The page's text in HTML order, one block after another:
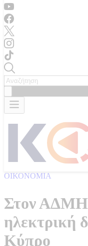
ΟΙΚΟΝΟΜΙΑ
Στον
ηλεκτρική
Κύπρο